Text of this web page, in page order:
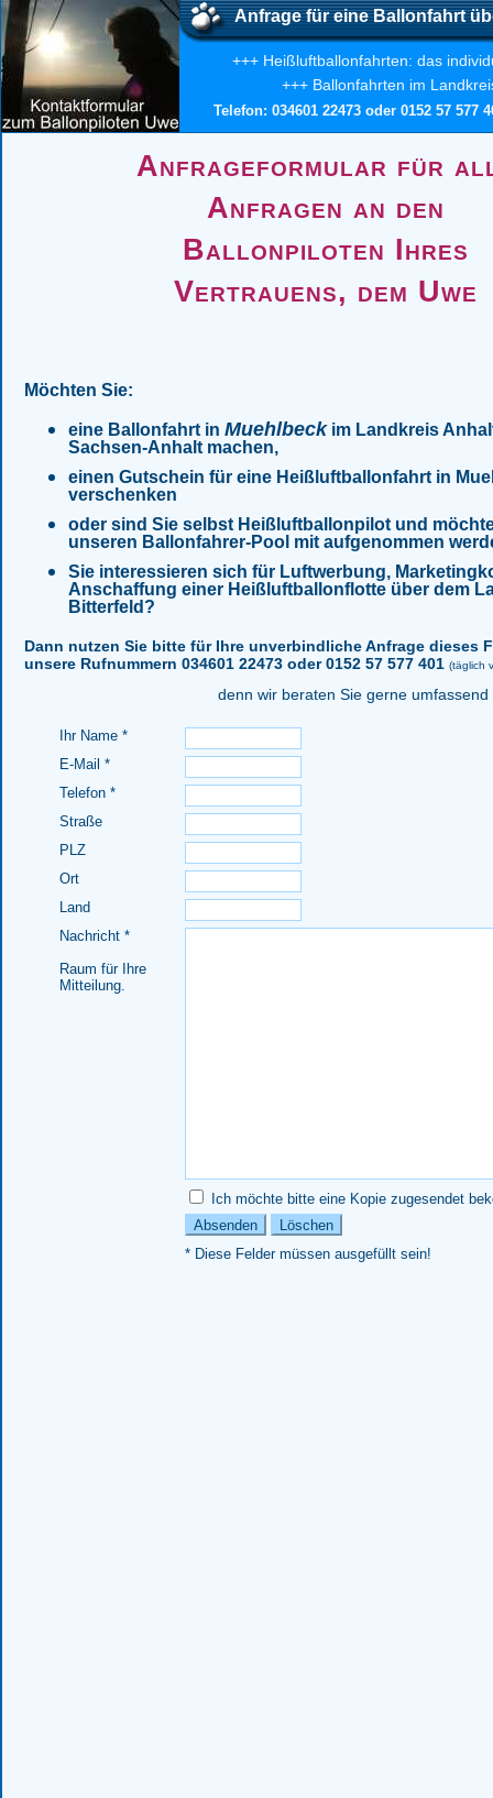
Anfrage für eine Ballonfahrt
+++ Heißluftballonfahrten: das
+++ Ballonfahrten im
Telefon: 034601 22473 oder 0152 57 577
Anfrageformular für
Anfragen an den
Ballonpiloten Ihres
Vertrauens, dem Uwe
Möchten Sie:
eine Ballonfahrt in Muehlbeckim Landkreis
Sachsen-Anhalt machen,
einen Gutschein für eine Heißluftballonfahrt in
verschenken
oder sind Sie selbst Heißluftballonpilot und
unseren Ballonfahrer-Pool mit aufgenommen
Sie interessieren sich für Luftwerbung,
Anschaffung einer Heißluftballonflotte über dem
Bitterfeld?
Dann nutzen Sie bitte für Ihre unverbindliche Anfrage dieses
unsere Rufnummern 034601 22473 oder 0152 57 577 401 (täglich
denn wir beraten Sie gerne
Ihr Name *
E-Mail *
Telefon *
Straße
PLZ
Ort
Land
Nachricht *
Raum für Ihre
Mitteilung.
Ich möchte bitte eine Kopie zugesendet
* Diese Felder müssen ausgefüllt sein!